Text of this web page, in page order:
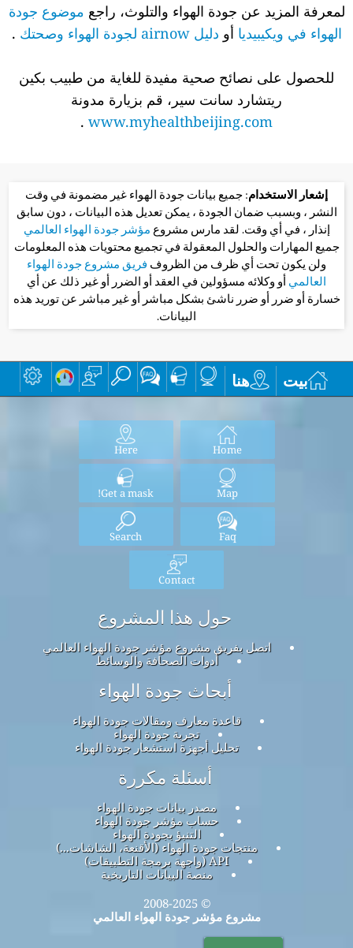
لمعرفة المزيد عن جودة الهواء والتلوث، راجع موضوع جودة
الهواء في ويكيبيديا أو دليل airnow لجودة الهواء وصحتك .
للحصول على نصائح صحية مفيدة للغاية من طبيب بكين
ريتشارد سانت سير، قم بزيارة مدونة
www.myhealthbeijing.com
.
إشعار الاستخدام: جميع بيانات جودة الهواء غير مضمونة في وقت
النشر ، وبسبب ضمان الجودة ، يمكن تعديل هذه البيانات ، دون سابق
إنذار ، في أي وقت. لقد مارس مشروع مؤشر جودة الهواء العالمي
جميع المهارات والحلول المعقولة في تجميع محتويات هذه المعلومات
ولن يكون تحت أي ظرف من الظروف فريق مشروع جودة الهواء
العالمي أو وكلائه مسؤولين في العقد أو الضرر أو غير ذلك عن أي
خسارة أو ضرر أو ضرر ناشئ بشكل مباشر أو غير مباشر عن توريد هذه
البيانات.
بيت هنا
Home
Here
Map
Get a mask!
Faq
Search
Contact
حول هذا المشروع
اتصل بفريق مشروع مؤشر جودة الهواء العالمي
أدوات الصحافة والوسائط
أبحاث جودة الهواء
قاعدة معارف ومقالات جودة الهواء
تجربة جودة الهواء
تحليل أجهزة استشعار جودة الهواء
أسئلة مكررة
مصدر بيانات جودة الهواء
حساب مؤشر جودة الهواء
التنبؤ بجودة الهواء
منتجات جودة الهواء (الأقنعة، الشاشات...)
API (واجهة برمجة التطبيقات)
منصة البيانات التاريخية
© 2008-2025
مشروع مؤشر جودة الهواء العالمي